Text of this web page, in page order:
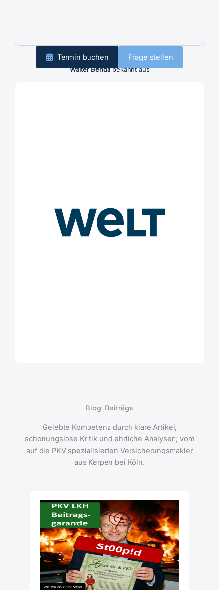
Termin buchen Frage stellen
Walter Bendabekannt aus
Blog-Beiträge
Gelebte Kompetenz durch klare Artikel,
schonungslose Kritik und ehrliche Analysen; vom
auf die PKV spezialisierten Versicherungsmakler
aus Kerpen bei Köln.